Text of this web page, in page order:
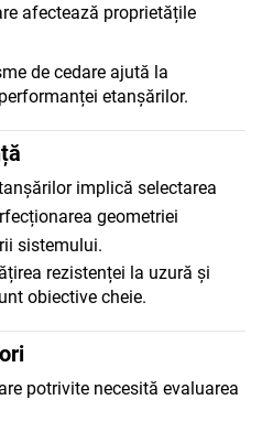
afectează proprietățile
de cedare ajută la
etanșărilor.
implică selectarea
geometriei
sistemului.
rezistenței la uzură și
obiective cheie.
potrivite necesită evaluarea